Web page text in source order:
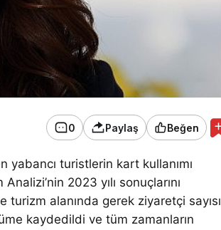
0 Paylaş Beğen
yabancı turistlerin kart kullanımı
2023 yılı sonuçlarını
turizm alanında gerek ziyaretçi sayısı
kaydedildi ve tüm zamanların